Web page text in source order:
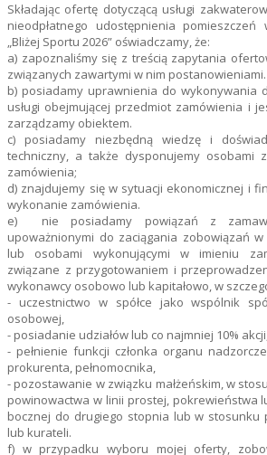
Składając ofertę dotyczącą usługi
nieodpłatnego udostępnienia
„Bliżej Sportu 2026” oświadczamy, że:
a) zapoznaliśmy się z treścią zapytania
związanych zawartymi w nim postanowieniami.
b) posiadamy uprawnienia do wykonywania
usługi obejmującej przedmiot zamówienia i
zarządzamy obiektem.
c) posiadamy niezbędną wiedzę i
techniczny, a także dysponujemy osobami
zamówienia;
d) znajdujemy się w sytuacji ekonomicznej i
wykonanie zamówienia.
e) nie posiadamy powiązań z
upoważnionymi do zaciągania zobowiązań
lub osobami wykonującymi w imieniu
związane z przygotowaniem i
wykonawcy osobowo lub kapitałowo, w
- uczestnictwo w spółce jako wspólnik
osobowej,
- posiadanie udziałów lub co najmniej 10%
- pełnienie funkcji członka organu
prokurenta, pełnomocnika,
- pozostawanie w związku małżeńskim, w
powinowactwa w linii prostej, pokrewieństwa
bocznej do drugiego stopnia lub w stosunku
lub kurateli.
f) w przypadku wyboru mojej oferty,